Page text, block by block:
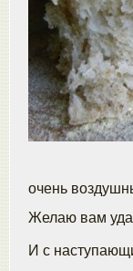
очень
Желаю вам
И с